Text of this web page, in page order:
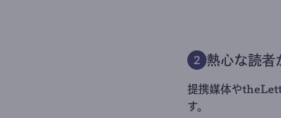
2 熱心な読者
提携媒体や
す。